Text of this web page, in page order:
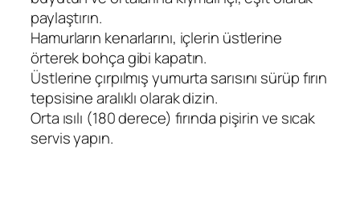
paylaştırın.
Hamurların kenarlarını, içlerin üstlerine
örterek bohça gibi kapatın.
Üstlerine çırpılmış yumurta sarısını sürüp fırın
tepsisine aralıklı olarak dizin.
Orta ısılı (180 derece) fırında pişirin ve sıcak
servis yapın.